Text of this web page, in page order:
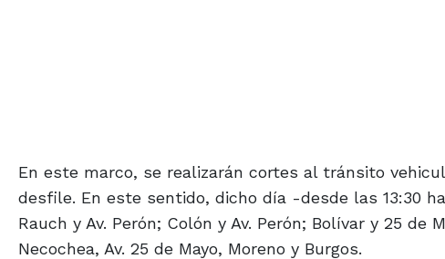
En este marco, se realizarán cortes al tránsito
desfile. En este sentido, dicho día -desde las 13:30
Rauch y Av. Perón; Colón y Av. Perón; Bolívar y 25
Necochea, Av. 25 de Mayo, Moreno y Burgos.